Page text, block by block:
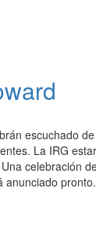
escuchado
La IRG
celebración
anunciado pronto.